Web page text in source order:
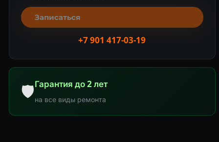
Записаться
+7 901 417-03-19
🛡Гарантия до 2 лет
на все виды ремонта